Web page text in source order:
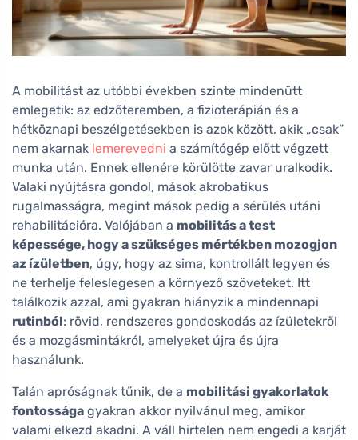
A mobilitást az utóbbi években szinte mindenütt
emlegetik: az edzőteremben, a fizioterápián és a
hétköznapi beszélgetésekben is azok között, akik „csak”
nem akarnak lemerevedni a számítógép előtt végzett
munka után. Ennek ellenére körülötte zavar uralkodik.
Valaki nyújtásra gondol, mások akrobatikus
rugalmasságra, megint mások pedig a sérülés utáni
rehabilitációra. Valójában a mobilitás a test
képessége, hogy a szükséges mértékben mozogjon
az ízületben, úgy, hogy az sima, kontrollált legyen és
ne terhelje feleslegesen a környező szöveteket. Itt
találkozik azzal, ami gyakran hiányzik a mindennapi
rutinból: rövid, rendszeres gondoskodás az ízületekről
és a mozgásmintákról, amelyeket újra és újra
használunk.
Talán apróságnak tűnik, de a mobilitási gyakorlatok
fontossága gyakran akkor nyilvánul meg, amikor
valami elkezd akadni. A váll hirtelen nem engedi a karját